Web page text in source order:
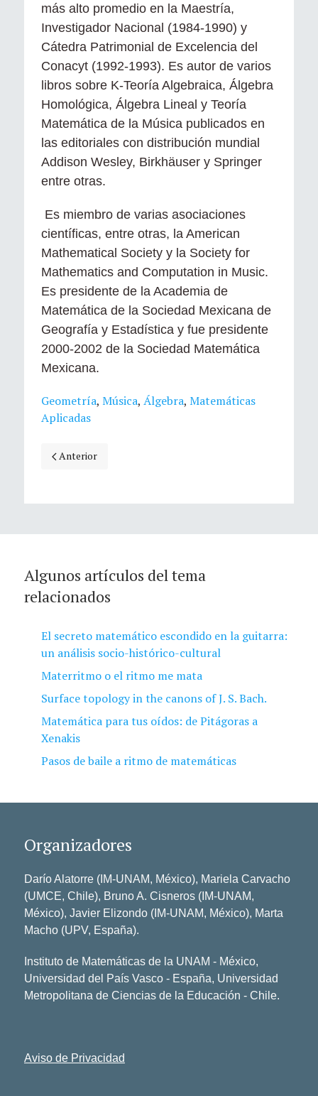
más alto promedio en la Maestría,
Investigador Nacional (1984-1990) y
Cátedra Patrimonial de Excelencia del
Conacyt (1992-1993). Es autor de varios
libros sobre K-Teoría Algebraica, Álgebra
Homológica, Álgebra Lineal y Teoría
Matemática de la Música publicados en
las editoriales con distribución mundial
Addison Wesley, Birkhäuser y Springer
entre otras.
Es miembro de varias asociaciones
científicas, entre otras, la American
Mathematical Society y la Society for
Mathematics and Computation in Music.
Es presidente de la Academia de
Matemática de la Sociedad Mexicana de
Geografía y Estadística y fue presidente
2000-2002 de la Sociedad Matemática
Mexicana.
Geometría, Música, Álgebra, Matemáticas
Aplicadas
Artículo anterior: El revés de la trama. Encuentros entre
Anterior
Algunos artículos del tema
relacionados
El secreto matemático escondido en la guitarra:
un análisis socio-histórico-cultural
Materritmo o el ritmo me mata
Surface topology in the canons of J. S. Bach.
Matemática para tus oídos: de Pitágoras a
Xenakis
Pasos de baile a ritmo de matemáticas
Organizadores
Darío Alatorre (IM-UNAM, México), Mariela Carvacho
(UMCE, Chile), Bruno A. Cisneros (IM-UNAM,
México), Javier Elizondo (IM-UNAM, México), Marta
Macho (UPV, España).
Instituto de Matemáticas de la UNAM - México,
Universidad del País Vasco - España, Universidad
Metropolitana de Ciencias de la Educación - Chile.
Aviso de Privacidad